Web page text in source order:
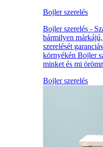
Bojler szerelés
Bojler szerelés -
bármilyen
szerelését
környékén Bojler
minket és mi
Bojler szerelés